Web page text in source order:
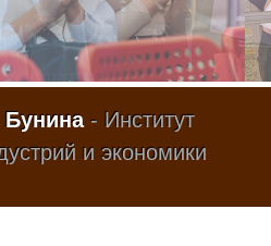
- Институт
и экономики